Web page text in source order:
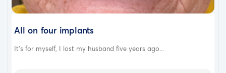
All on four implants
It’s for myself, I lost my husband five years ago...